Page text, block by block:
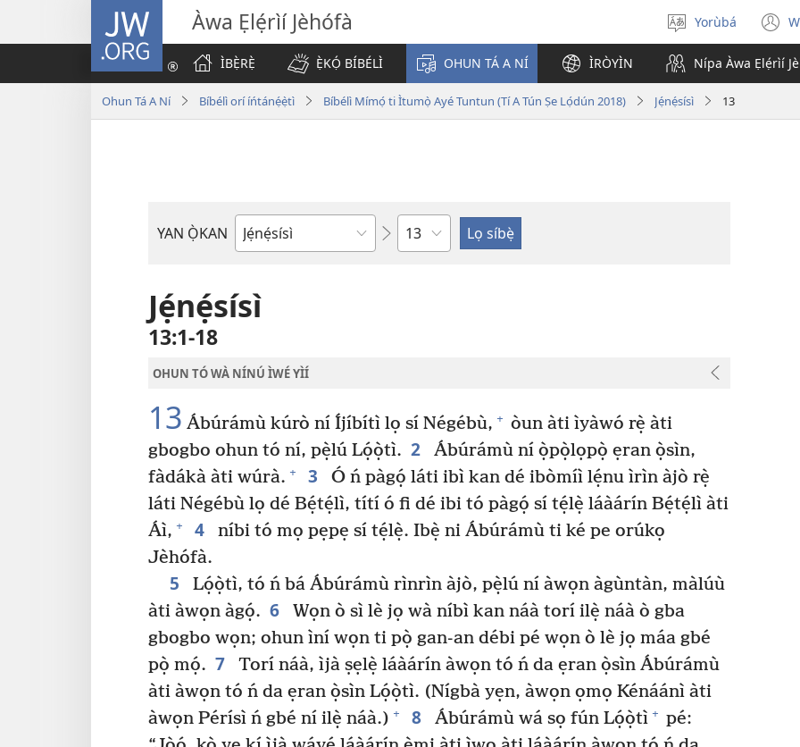
JW.ORG Àwa Ẹlẹ́rìí Jèhófà
Yan
èdè
Yorùbá
ÌBẸ̀RẸ̀
Ẹ̀KỌ́ BÍBÉLÌ OHUN TÁ A NÍ ÌRÒYÌN Nípa Àwa Ẹlẹ́rìí
Ohun Tá A Ní Bíbélì orí íńtánẹ́ẹ̀tì Bíbélì Mímọ́ ti Ìtumọ̀ Ayé Tuntun (Tí A Tún Ṣe Lọ́dún 2018) Jẹ́nẹ́sísì 13
YAN Ọ̀KAN
Ìwé
Orí
Jẹ́nẹ́sísì
13:1-18
OHUN TÓ WÀ NÍNÚ ÌWÉ YÌÍ
13 Ábúrámù kúrò ní Íjíbítì lọ sí Négébù, + òun àti ìyàwó rẹ̀ àti
gbogbo ohun tó ní, pẹ̀lú Lọ́ọ̀tì. 2
Ábúrámù ní ọ̀pọ̀lọpọ̀ ẹran ọ̀sìn,
fàdákà àti wúrà. + 3
Ó ń pàgọ́ láti ibì kan dé ibòmíì lẹ́nu ìrìn àjò rẹ̀
láti Négébù lọ dé Bẹ́tẹ́lì, títí ó fi dé ibi tó pàgọ́ sí tẹ́lẹ̀ láàárín Bẹ́tẹ́lì àti
Áì, + 4
níbi tó mọ pẹpẹ sí tẹ́lẹ̀. Ibẹ̀ ni Ábúrámù ti ké pe orúkọ
Jèhófà.
5
Lọ́ọ̀tì, tó ń bá Ábúrámù rìnrìn àjò, pẹ̀lú ní àwọn àgùntàn, màlúù
àti àwọn àgọ́. 6
Wọn ò sì lè jọ wà níbì kan náà torí ilẹ̀ náà ò gba
gbogbo wọn; ohun ìní wọn ti pọ̀ gan-an débi pé wọn ò lè jọ máa gbé
pọ̀ mọ́. 7
Torí náà, ìjà ṣẹlẹ̀ láàárín àwọn tó ń da ẹran ọ̀sìn Ábúrámù
àti àwọn tó ń da ẹran ọ̀sìn Lọ́ọ̀tì. (Nígbà yẹn, àwọn ọmọ Kénáánì àti
àwọn Pérísì ń gbé ní ilẹ̀ náà.) + 8 Ábúrámù wá sọ fún Lọ́ọ̀tì + pé: